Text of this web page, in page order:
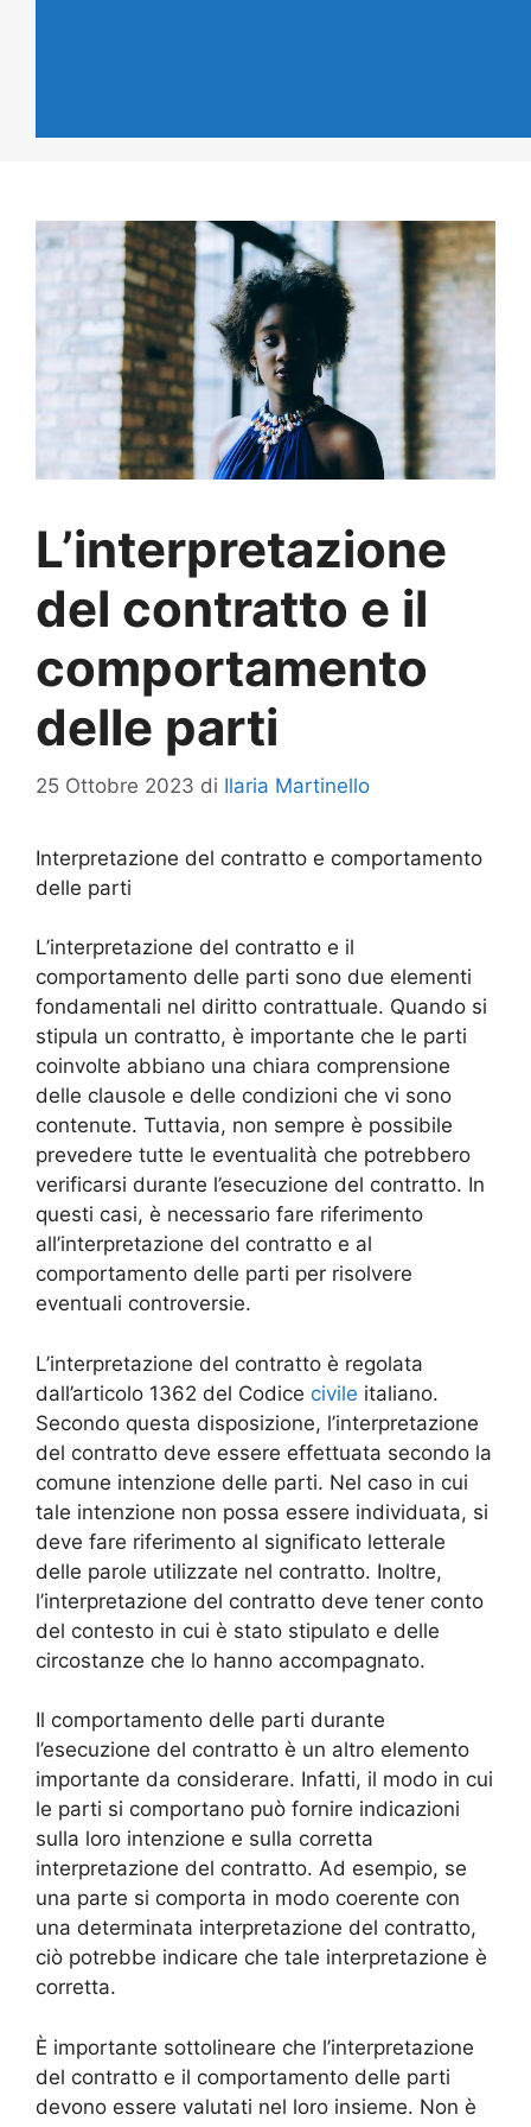
L’interpretazione
del contratto e il
comportamento
delle parti
25 Ottobre 2023 di Ilaria Martinello
Interpretazione del contratto e comportamento
delle parti
L’interpretazione del contratto e il
comportamento delle parti sono due elementi
fondamentali nel diritto contrattuale. Quando si
stipula un contratto, è importante che le parti
coinvolte abbiano una chiara comprensione
delle clausole e delle condizioni che vi sono
contenute. Tuttavia, non sempre è possibile
prevedere tutte le eventualità che potrebbero
verificarsi durante l’esecuzione del contratto. In
questi casi, è necessario fare riferimento
all’interpretazione del contratto e al
comportamento delle parti per risolvere
eventuali controversie.
L’interpretazione del contratto è regolata
dall’articolo 1362 del Codice civile italiano.
Secondo questa disposizione, l’interpretazione
del contratto deve essere effettuata secondo la
comune intenzione delle parti. Nel caso in cui
tale intenzione non possa essere individuata, si
deve fare riferimento al significato letterale
delle parole utilizzate nel contratto. Inoltre,
l’interpretazione del contratto deve tener conto
del contesto in cui è stato stipulato e delle
circostanze che lo hanno accompagnato.
Il comportamento delle parti durante
l’esecuzione del contratto è un altro elemento
importante da considerare. Infatti, il modo in cui
le parti si comportano può fornire indicazioni
sulla loro intenzione e sulla corretta
interpretazione del contratto. Ad esempio, se
una parte si comporta in modo coerente con
una determinata interpretazione del contratto,
ciò potrebbe indicare che tale interpretazione è
corretta.
È importante sottolineare che l’interpretazione
del contratto e il comportamento delle parti
devono essere valutati nel loro insieme. Non è